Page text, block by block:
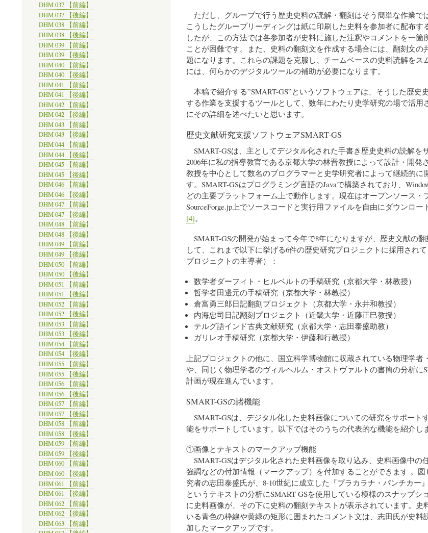
ただし、グループで行う歴史史料の読解・翻刻はそう簡単な作業で
こうしたグループリーディングは紙に印刷した史料を参加者に配布す
したが、この方法では各参加者が史料に施した注釈やコメントを一箇
ことが困難です。また、史料の翻刻文を作成する場合には、翻刻文の
題になります。これらの課題を克服し、チームベースの史料読解をス
には、何らかのデジタルツールの補助が必要になります。
本稿で紹介する”SMART-GS”というソフトウェアは、そうした歴史
する作業を支援するツールとして、数年にわたり史学研究の場で活用
にその詳細を述べたいと思います。
歴史文献研究支援ソフトウェアSMART-GS
SMART-GSは、主としてデジタル化された手書き歴史史料の読解を
2006年に私の指導教官である京都大学の林晋教授によって設計・開発
教授を中心として数名のプログラマーと史学研究者によって継続的に
す。SMART-GSはプログラミング言語のJavaで構築されており、
どの主要プラットフォーム上で動作します。現在はオープンソース・
SourceForge.jp上でソースコードと実行用ファイルを自由にダウンロー
[4]。
SMART-GSの開発が始まって今年で8年になりますが、歴史文献の
して、これまで以下に挙げる6件の歴史研究プロジェクトに採用され
プロジェクトの主導者）：
数学者ダーフィト・ヒルベルトの手稿研究（京都大学・林教授）
哲学者田邊元の手稿研究（京都大学・林教授）
倉富勇三郎日記翻刻プロジェクト（京都大学・永井和教授）
内海忠司日記翻刻プロジェクト（近畿大学・近藤正巳教授）
テルグ語インド古典文献研究（京都大学・志田泰盛助教）
ガリレオ手稿研究（京都大学・伊藤和行教授）
上記プロジェクトの他に、国立科学博物館に収蔵されている物理学者
や、同じく物理学者のヴィルヘルム・オストヴァルトの書簡の分析に
計画が現在進んでいます。
SMART-GSの諸機能
SMART-GSは、デジタル化した史料画像についての研究をサポート
能をサポートしています。以下ではそのうちの代表的な機能を紹介しま
①画像とテキストのマークアップ機能
SMART-GSはデジタル化された史料画像を取り込み、史料画像中の
強調などの付加情報（マークアップ）を付加することができます 。
究者の志田泰盛氏が、8-10世紀に成立した『プラカラナ・パンチカー』
というテキストの分析にSMART-GSを使用している模様のスナップシ
に史料画像が、その下に史料の翻刻テキストが表示されています。史
いる青色の枠線や黄緑の矩形に囲まれたコメント文は、志田氏が史料
加したマークアップです。
DHM 037 【前編】
DHM 037 【後編】
DHM 038 【前編】
DHM 038 【後編】
DHM 039 【前編】
DHM 039 【後編】
DHM 040 【前編】
DHM 040 【後編】
DHM 041 【前編】
DHM 041 【後編】
DHM 042 【前編】
DHM 042 【後編】
DHM 043 【前編】
DHM 043 【後編】
DHM 044 【前編】
DHM 044 【後編】
DHM 045 【前編】
DHM 045 【後編】
DHM 046 【前編】
DHM 046 【後編】
DHM 047 【前編】
DHM 047 【後編】
DHM 048 【前編】
DHM 048 【後編】
DHM 049 【前編】
DHM 049 【後編】
DHM 050 【前編】
DHM 050 【後編】
DHM 051 【前編】
DHM 051 【後編】
DHM 052 【前編】
DHM 052 【後編】
DHM 053 【前編】
DHM 053 【後編】
DHM 054 【前編】
DHM 054 【後編】
DHM 055 【前編】
DHM 055 【後編】
DHM 056 【前編】
DHM 056 【後編】
DHM 057 【前編】
DHM 057 【後編】
DHM 058 【前編】
DHM 058 【後編】
DHM 059 【前編】
DHM 059 【後編】
DHM 060 【前編】
DHM 060 【後編】
DHM 061 【前編】
DHM 061 【後編】
DHM 062 【前編】
DHM 062 【後編】
DHM 063 【前編】